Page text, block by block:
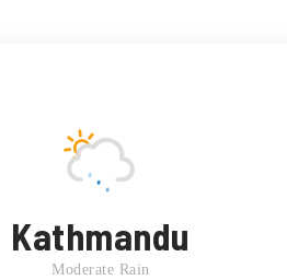
Kathmandu
Moderate Rain